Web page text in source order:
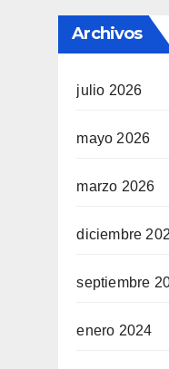
Archivos
julio 2026
mayo 2026
marzo 2026
diciembre
septiembre
enero 2024